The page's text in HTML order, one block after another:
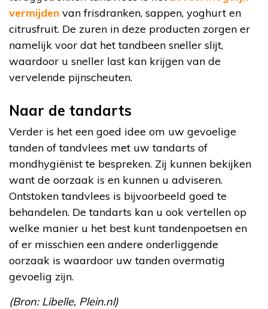
vermijden van frisdranken, sappen, yoghurt en
citrusfruit. De zuren in deze producten zorgen er
namelijk voor dat het tandbeen sneller slijt,
waardoor u sneller last kan krijgen van de
vervelende pijnscheuten.
Naar de tandarts
Verder is het een goed idee om uw gevoelige
tanden of tandvlees met uw tandarts of
mondhygiënist te bespreken. Zij kunnen bekijken
want de oorzaak is en kunnen u adviseren.
Ontstoken tandvlees is bijvoorbeeld goed te
behandelen. De tandarts kan u ook vertellen op
welke manier u het best kunt tandenpoetsen en
of er misschien een andere onderliggende
oorzaak is waardoor uw tanden overmatig
gevoelig zijn.
(Bron: Libelle, Plein.nl)